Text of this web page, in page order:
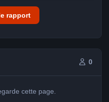
rapport
0
cette page.